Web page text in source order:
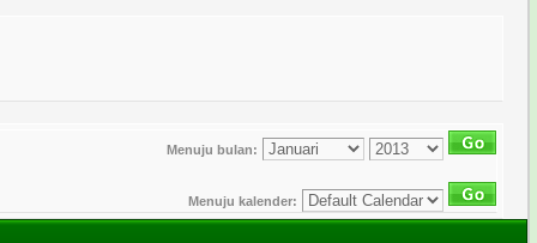
Menuju bulan:
Menuju kalender: